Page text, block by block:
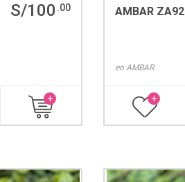
S/100 .00
+
AMBAR ZA92
enAMBAR
+